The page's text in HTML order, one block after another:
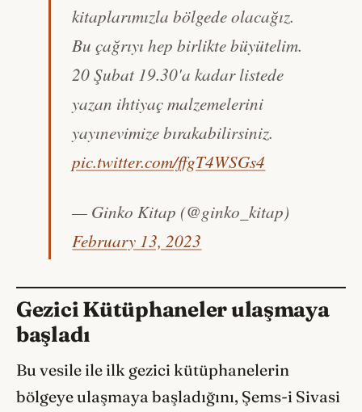
kitaplarımızla bölgede olacağız.
Bu çağrıyı hep birlikte büyütelim.
20 Şubat 19.30'a kadar listede
yazan ihtiyaç malzemelerini
yayınevimize bırakabilirsiniz.
pic.twitter.com/ffgT4WSGs4
— Ginko Kitap (@ginko_kitap)
February 13, 2023
Gezici Kütüphaneler ulaşmaya
başladı
Bu vesile ile ilk gezici kütüphanelerin
bölgeye ulaşmaya başladığını, Şems-i Sivasi